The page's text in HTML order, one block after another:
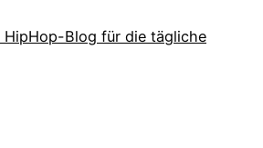
HipHop-Blog für die tägliche